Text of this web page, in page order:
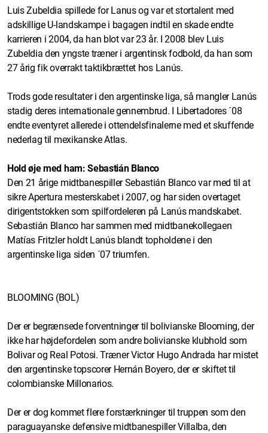
Luis Zubeldia spillede for Lanus og var et stortalent med
adskillige U-landskampe i bagagen indtil en skade endte
karrieren i 2004, da han blot var 23 år. I 2008 blev Luis
Zubeldia den yngste træner i argentinsk fodbold, da han som
27 årig fik overrakt taktikbrættet hos Lanús.
Trods gode resultater i den argentinske liga, så mangler Lanús
stadig deres internationale gennembrud. I Libertadores ´08
endte eventyret allerede i ottendelsfinalerne med et skuffende
nederlag til mexikanske Atlas.
Hold øje med ham: Sebastián Blanco
Den 21 årige midtbanespiller Sebastián Blanco var med til at
sikre Apertura mesterskabet i 2007, og har siden overtaget
dirigentstokken som spilfordeleren på Lanús mandskabet.
Sebastián Blanco har sammen med midtbanekollegaen
Matías Fritzler holdt Lanús blandt topholdene i den
argentinske liga siden ´07 triumfen.
BLOOMING (BOL)
Der er begrænsede forventninger til bolivianske Blooming, der
ikke har højdefordelen som andre bolivianske klubhold som
Bolivar og Real Potosi. Træner Victor Hugo Andrada har mistet
den argentinske topscorer Hernán Boyero, der er skiftet til
colombianske Millonarios.
Der er dog kommet flere forstærkninger til truppen som den
paraguayanske defensive midtbanespiller Villalba, den